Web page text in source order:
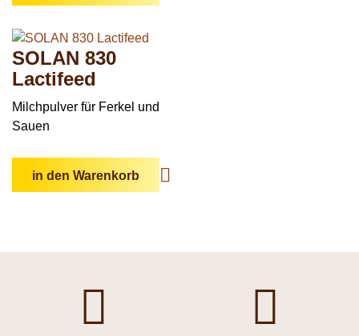
SOLAN 830
Lactifeed
Milchpulver für Ferkel und
Sauen
in den Warenkorb
 